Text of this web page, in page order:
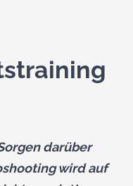
darüber
wird auf
| All Rights Reserved |